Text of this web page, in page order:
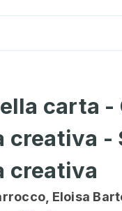
carta -
creativa -
creativa
Eloisa